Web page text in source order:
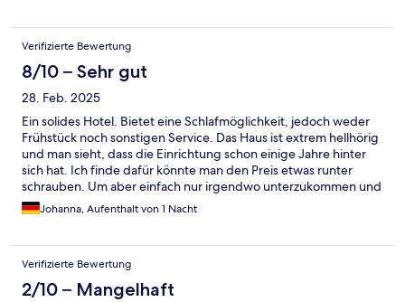
Verifizierte Bewertung
8/10 – Sehr gut
28. Feb. 2025
Ein solides Hotel. Bietet eine Schlafmöglichkeit, jedoch weder
Frühstück noch sonstigen Service. Das Haus ist extrem hellhörig
und man sieht, dass die Einrichtung schon einige Jahre hinter
sich hat. Ich finde dafür könnte man den Preis etwas runter
schrauben. Um aber einfach nur irgendwo unterzukommen und
zu nächtigen reicht es alle mal.
Johanna, Aufenthalt von 1 Nacht
Verifizierte Bewertung
2/10 – Mangelhaft